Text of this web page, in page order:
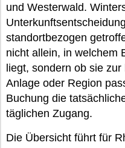
und Westerwald.
standortbezogen
nicht allein, in welchem
liegt, sondern ob sie
Anlage oder Region
Buchung die
täglichen Zugang.
Die Übersicht führt für